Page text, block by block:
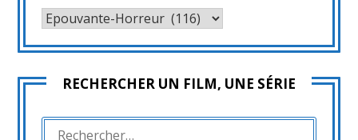
CATÉGORIES
RECHERCHER UN FILM, UNE SÉRIE
RECHERCHER :